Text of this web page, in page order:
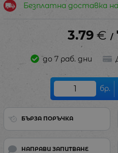
Безплатна доставка
3.79 € /
до 7 раб. дни
бр.
БЪРЗА ПОРЪЧКА
НАПРАВИ ЗАПИТВАНЕ